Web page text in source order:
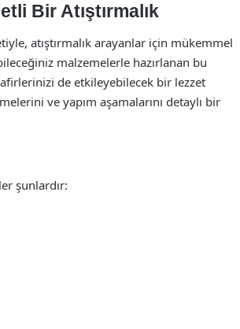
Bir Atıştırmalık
atıştırmalık arayanlar için mükemmel
malzemelerle hazırlanan bu
de etkileyebilecek bir lezzet
ve yapım aşamalarını detaylı bir
şunlardır: